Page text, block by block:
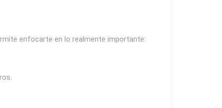
enfocarte en lo realmente importante: